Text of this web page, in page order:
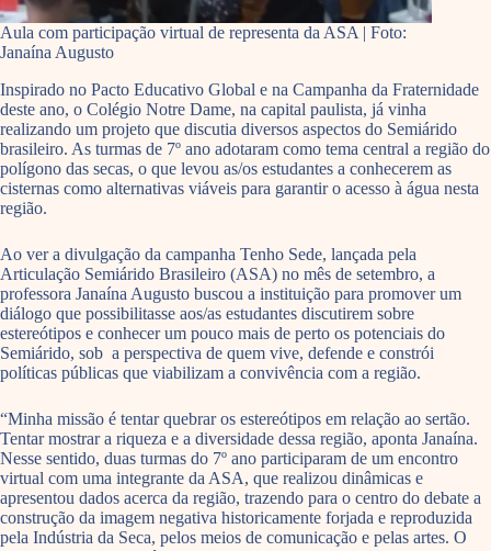
Aula com participação virtual de representa da ASA | Foto:
Janaína Augusto
Inspirado no Pacto Educativo Global e na Campanha da Fraternidade
deste ano, o Colégio Notre Dame, na capital paulista, já vinha
realizando um projeto que discutia diversos aspectos do Semiárido
brasileiro. As turmas de 7º ano adotaram como tema central a região do
polígono das secas, o que levou as/os estudantes a conhecerem as
cisternas como alternativas viáveis para garantir o acesso à água nesta
região.
Ao ver a divulgação da campanha Tenho Sede, lançada pela
Articulação Semiárido Brasileiro (ASA) no mês de setembro, a
professora Janaína Augusto buscou a instituição para promover um
diálogo que possibilitasse aos/as estudantes discutirem sobre
estereótipos e conhecer um pouco mais de perto os potenciais do
Semiárido, sob a perspectiva de quem vive, defende e constrói
políticas públicas que viabilizam a convivência com a região.
“Minha missão é tentar quebrar os estereótipos em relação ao sertão.
Tentar mostrar a riqueza e a diversidade dessa região, aponta Janaína.
Nesse sentido, duas turmas do 7º ano participaram de um encontro
virtual com uma integrante da ASA, que realizou dinâmicas e
apresentou dados acerca da região, trazendo para o centro do debate a
construção da imagem negativa historicamente forjada e reproduzida
pela Indústria da Seca, pelos meios de comunicação e pelas artes. O